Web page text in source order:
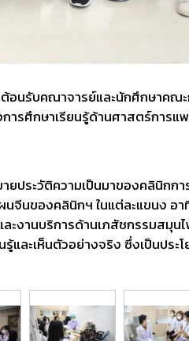
ต้อนรับคณาจารย์และนักศึกษาค
ารศึกษาเรียนรู้ด้านศาสตร์การ
ยประวัติความเป็นมาของคลินิก
จีนของคลินิกฯ ในแต่ละแขนง อ
งานบริการด้านเภสัชกรรมสมุน
ละเห็นตัวอย่างจริง ซึ่งเป็นประ